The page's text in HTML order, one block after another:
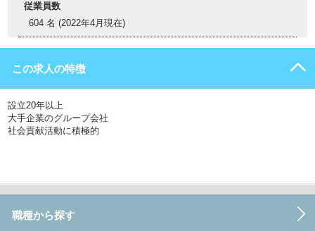
従業員数
604 名 (2022年4月現在)
この求人の特徴
設立20年以上
大手企業のグループ会社
社会貢献活動に積極的
職種から探す